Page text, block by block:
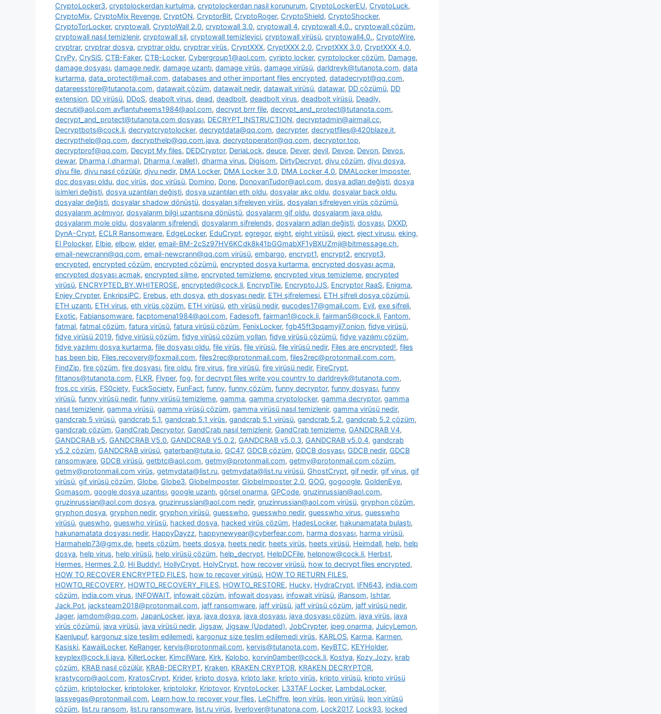
CryptoLocker3, cryptolockerdan kurtulma, cryptolockerdan nasil korunurum, CryptoLockerEU, CryptoLuck,
CryptoMix, CryptoMix Revenge, CryptON, CryptorBit, CryptoRoger, CryptoShield, CryptoShocker,
CryptoTorLocker, cryptowall, CryptoWall 2.0, cryptowall 3.0, cryptowall 4, cryptowall 4.0., cryptowall çözüm,
cryptowall nasıl temizlenir, cryptowall sil, cryptowall temizleyici, cryptowall virüsü, cryptowall4.0., CryptoWire,
cryptrar, cryptrar dosya, cryptrar oldu, cryptrar virüs, CryptXXX, CryptXXX 2.0, CryptXXX 3.0, CryptXXX 4.0,
CryPy, CrySiS, CTB-Faker, CTB-Locker, Cybergroup1@aol.com, cyripto locker, cyrptolocker çözüm, Damage,
damage dosyası, damage nedir, damage uzantı, damage virüs, damage virüsü, darldreyk@tutanota.com, data
kurtarma, data_protect@mail.com, databases and other important files encrypted, datadecrypt@qq.com,
datareesstore@tutanota.com, datawait çözüm, datawait nedir, datawait virüsü, datawar, DD çözümü, DD
extension, DD virüsü, DDoS, deabolt virus, dead, deadbolt, deadbolt virus, deadbolt virüsü, Deadly,
decruti@aol.com avflantuheems1984@aol.com, decrypt brrr file, decrypt_and_protect@tutanota.com,
decrypt_and_protect@tutanota.com dosyası, DECRYPT_INSTRUCTION, decryptadmin@airmail.cc,
Decryptbots@cock.li, decryptcryptolocker, decryptdata@qq.com, decrypter, decryptfiles@420blaze.it,
decrypthelp@qq.com, decrypthelp@qq.com.java, decryptoperator@qq.com, decryptor.top,
decryptprof@qq.com, Decypt My files, DEDCryptor, DeriaLock, deuce, Dever, devil, Devoe, Devon, Devos,
dewar, Dharma (.dharma), Dharma (.wallet), dharma virus, Digisom, DirtyDecrypt, djvu çözüm, djvu dosya,
djvu file, djvu nasıl çözülür, djvu nedir, DMA Locker, DMA Locker 3.0, DMA Locker 4.0, DMALocker Imposter,
doc dosyası oldu, doc virüs, doc virüsü, Domino, Done, DonovanTudor@aol.com, dosya adları değişti, dosya
isimleri değişti, dosya uzantıları değişti, dosya uzantıları eth oldu, dosyalar akc oldu, dosyalar back oldu,
dosyalar değişti, dosyalar shadow dönüştü, dosyaları şifreleyen virüs, dosyaları şifreleyen virüs çözümü,
dosyalarım açılmıyor, dosyalarım bilgi uzantısına dönüştü, dosyalarım gif oldu, dosyalarım java oldu,
dosyalarım mole oldu, dosyalarım şifrelendi, dosyalarım şifrelendş, dosyaların adları değişti, dosyası, DXXD,
DynA-Crypt, ECLR Ransomware, EdgeLocker, EduCrypt, egregor, eight, eight virüsü, eject, eject virusu, eking,
El Polocker, Elbie, elbow, elder, email-BM-2cSz97HV6KCdk8k41bGGmabXF1yBXUZmji@bitmessage.ch,
email-newcrann@qq.com, email-newcrann@qq.com virüsü, embargo, encrypt1, encrypt2, encrypt3,
encrypted, encrypted çözüm, encrypted çözümü, encrypted dosya kurtarma, encrypted dosyası açma,
encrypted dosyası açmak, encrypted silme, encrypted temizleme, encrypted virus temizleme, encrypted
virüsü, ENCRYPTED_BY.WHITEROSE, encrypted@cock.li, EncrypTile, EncryptoJJS, Encryptor RaaS, Enigma,
Enjey Crypter, EnkripsiPC, Erebus, eth dosya, eth dosyası nedir, ETH şifrelemesi, ETH şifreli dosya çözümü,
ETH uzantı, ETH virus, eth virüs çözüm, ETH virüsü, eth virüsü nedir, eucodes17@gmail.com, Evil, exe şifreli,
Exotic, Fabiansomware, facptomena1984@aol.com, Fadesoft, fairman1@cock.li, fairman5@cock.li, Fantom,
fatmal, fatmal çözüm, fatura virüsü, fatura virüsü çözüm, FenixLocker, fgb45ft3pqamyji7.onion, fidye virüsü,
fidye virüsü 2019, fidye virüsü çözüm, fidye virüsü çözüm yolları, fidye virüsü çözümü, fidye yazılımı çözüm,
fidye yazılımı dosya kurtarma, file dosyası oldu, file virüs, file virüsü, file virüsü nedir, Files are encrypted!, files
has been bip, Files.recovery@foxmail.com, files2rec@protonmail.com, files2rec@protonmail.com.com,
FindZip, fire çözüm, fire dosyası, fire oldu, fire virus, fire virüsü, fire virüsü nedir, FireCrypt,
fittanos@tutanota.com, FLKR, Flyper, fog, for decrypt files write you country to darldreyk@tutanota.com,
fros.cc virüs, FS0ciety, FuckSociety, FunFact, funny, funny çözüm, funny decryptor, funny dosyası, funny
virüsü, funny virüsü nedir, funny virüsü temizleme, gamma, gamma cryptolocker, gamma decryptor, gamma
nasıl temizlenir, gamma virüsü, gamma virüsü çözüm, gamma virüsü nasıl temizlenir, gamma virüsü nedir,
gandcrab 5 virüsü, gandcrab 5.1, gandcrab 5.1 virüs, gandcrab 5.1 virüsü, gandcrab 5.2, gandcrab 5.2 çözüm,
gandcrab çözüm, GandCrab Decryptor, GandCrab nasıl temizlenir, GandCrab temizleme, GANDCRAB V4,
GANDCRAB v5, GANDCRAB V5.0, GANDCRAB V5.0.2, GANDCRAB v5.0.3, GANDCRAB v5.0.4, gandcrab
v5.2 çözüm, GANDCRAB virüsü, gaterban@tuta.io, GC47, GDCB çözüm, GDCB dosyası, GDCB nedir, GDCB
ransomware, GDCB virüsü, getbtc@aol.com, getmy@protonmail.com, getmy@protonmail.com çözüm,
getmy@protonmail.com virüs, getmydata@list.ru, getmydata@list.ru virüsü, GhostCrypt, gif nedir, gif virus, gif
virüsü, gif virüsü çözüm, Globe, Globe3, GlobeImposter, GlobeImposter 2.0, GOG, gogoogle, GoldenEye,
Gomasom, google dosya uzantısı, google uzantı, görsel onarma, GPCode, gruzinrussian@aol.com,
gruzinrussian@aol.com dosya, gruzinrussian@aol.com nedir, gruzinrussian@aol.com virüsü, gryphon çözüm,
gryphon dosya, gryphon nedir, gryphon virüsü, guesswho, guesswho nedir, guesswho virus, guesswho
virüsü, gueswho, gueswho virüsü, hacked dosya, hacked virüs çözüm, HadesLocker, hakunamatata bulaştı,
hakunamatata dosyası nedir, HappyDayzz, happynewyear@cyberfear.com, harma dosyası, harma virüsü,
Harmahelp73@gmx.de, heets çözüm, heets dosya, heets nedir, heets virüs, heets virüsü, Heimdall, help, help
dosya, help virus, help virüsü, help virüsü çözüm, help_decrypt, HelpDCFile, helpnow@cock.li, Herbst,
Hermes, Hermes 2.0, Hi Buddy!, HollyCrypt, HolyCrypt, how recover virüsü, how to decrypt files encrypted,
HOW TO RECOVER ENCRYPTED FILES, how to recover virüsü, HOW TO RETURN FILES,
HOWTO_RECOVERY, HOWTO_RECOVERY_FILES, HOWTO_RESTORE, Hucky, HydraCrypt, IFN643, india.com
çözüm, india.com virus, INFOWAIT, infowait çözüm, infowait dosyası, infowait virüsü, iRansom, Ishtar,
Jack.Pot, jacksteam2018@protonmail.com, jaff ransomware, jaff virüsü, jaff virüsü çözüm, jaff virüsü nedir,
Jager, jamdom@qq.com, JapanLocker, java, java dosya, java dosyası, java dosyası çözüm, java virüs, java
virüs çözümü, java virüsü, java virüsü nedir, Jigsaw, Jigsaw (Updated), JobCrypter, jpeg onarma, JuicyLemon,
Kaenlupuf, kargonuz size teslim edilemedi, kargonuz size teslim edilemedi virüs, KARLOS, Karma, Karmen,
Kasiski, KawaiiLocker, KeRanger, kervis@protonmail.com, kervis@tutanota.com, KeyBTC, KEYHolder,
keyplex@cock.li.java, KillerLocker, KimcilWare, Kirk, Kolobo, korvin0amber@cock.li, Kostya, Kozy.Jozy, krab
çözüm, KRAB nasıl çözülür, KRAB-DECRYPT, Kraken, KRAKEN CRYPTOR, KRAKEN DECRYPTOR,
krastycorp@aol.com, KratosCrypt, Krider, kripto dosya, kripto lakır, kripto virüs, kripto virüsü, kripto virüsü
çözüm, kriptolocker, kriptoloker, kriptolokır, Kriptovor, KryptoLocker, L33TAF Locker, LambdaLocker,
lassvegas@protonmail.com, Learn how to recover your files, LeChiffre, leon virüs, leon virüsü, leon virüsü
çözüm, list.ru ransom, list.ru ransomware, list.ru virüs, liverlover@tunatona.com, Lock2017, Lock93, locked